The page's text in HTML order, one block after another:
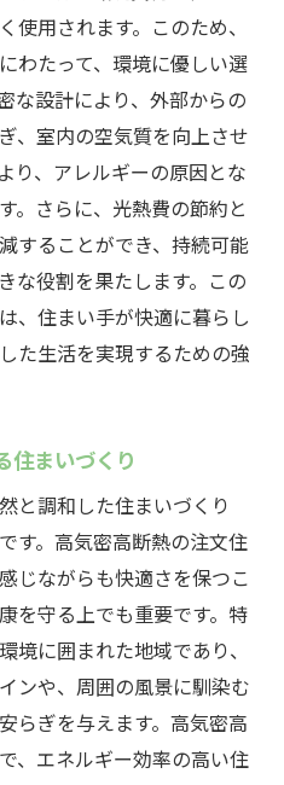
使用されます。このため、
わたって、環境に優しい選
な設計により、外部からの
、室内の空気質を向上させ
り、アレルギーの原因とな
。さらに、光熱費の節約と
することができ、持続可能
な役割を果たします。この
、住まい手が快適に暮らし
た生活を実現するための強
住まいづくり
と調和した住まいづくり
す。高気密高断熱の注文住
じながらも快適さを保つこ
を守る上でも重要です。特
境に囲まれた地域であり、
ンや、周囲の風景に馴染む
らぎを与えます。高気密高
、エネルギー効率の高い住